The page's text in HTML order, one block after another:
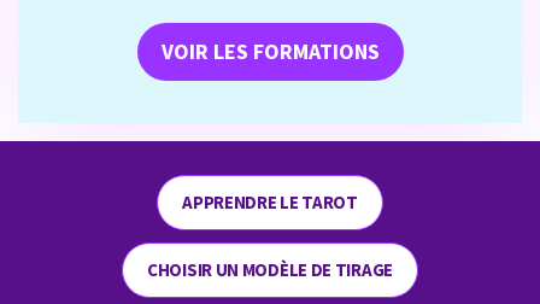
VOIR LES FORMATIONS
APPRENDRE LE TAROT
CHOISIR UN MODÈLE DE TIRAGE